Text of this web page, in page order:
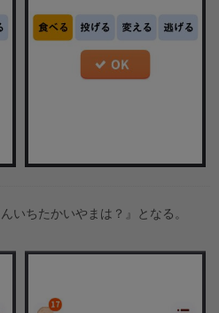
いちたかいやまは？』となる。